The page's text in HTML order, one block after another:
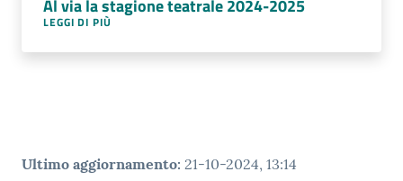
Al via la stagione teatrale 2024-2025
LEGGI DI PIÙ
Ultimo aggiornamento: 21-10-2024, 13:14